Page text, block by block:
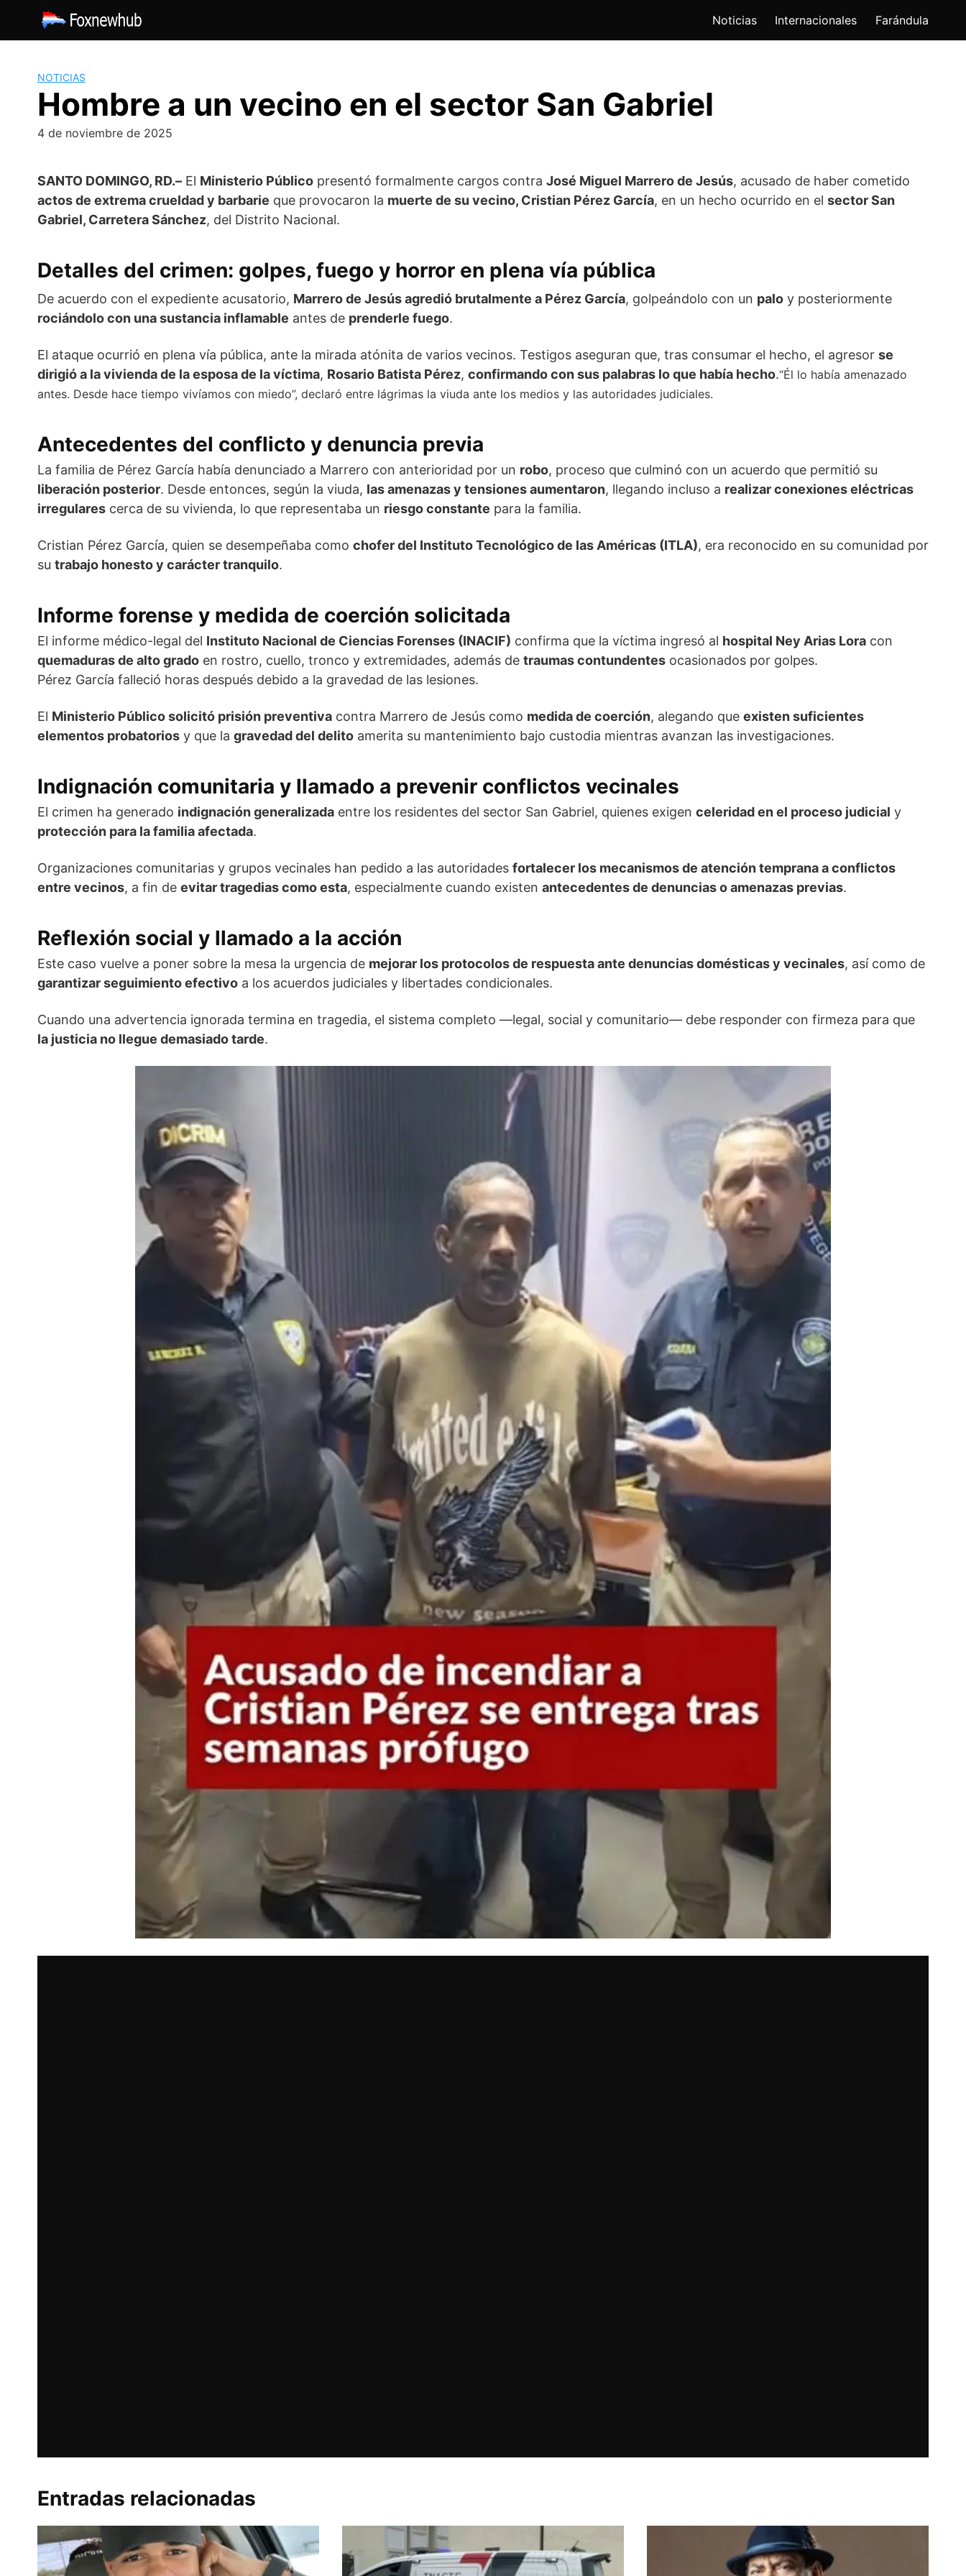
contenido
Noticias Internacionales Farándula
NOTICIAS
Hombre a un vecino en el sector San Gabriel
4 de noviembre de 2025
SANTO DOMINGO, RD.– El Ministerio Público presentó formalmente cargos contra José Miguel Marrero de Jesús, acusado de haber cometido
actos de extrema crueldad y barbarie que provocaron la muerte de su vecino, Cristian Pérez García, en un hecho ocurrido en el sector San
Gabriel, Carretera Sánchez, del Distrito Nacional.
Detalles del crimen: golpes, fuego y horror en plena vía pública
De acuerdo con el expediente acusatorio, Marrero de Jesús agredió brutalmente a Pérez García, golpeándolo con un palo y posteriormente
rociándolo con una sustancia inflamable antes de prenderle fuego.
El ataque ocurrió en plena vía pública, ante la mirada atónita de varios vecinos. Testigos aseguran que, tras consumar el hecho, el agresor se
dirigió a la vivienda de la esposa de la víctima, Rosario Batista Pérez, confirmando con sus palabras lo que había hecho.“Él lo había amenazado
antes. Desde hace tiempo vivíamos con miedo”, declaró entre lágrimas la viuda ante los medios y las autoridades judiciales.
Antecedentes del conflicto y denuncia previa
La familia de Pérez García había denunciado a Marrero con anterioridad por un robo, proceso que culminó con un acuerdo que permitió su
liberación posterior. Desde entonces, según la viuda, las amenazas y tensiones aumentaron, llegando incluso a realizar conexiones eléctricas
irregulares cerca de su vivienda, lo que representaba un riesgo constante para la familia.
Cristian Pérez García, quien se desempeñaba como chofer del Instituto Tecnológico de las Américas (ITLA), era reconocido en su comunidad por
su trabajo honesto y carácter tranquilo.
Informe forense y medida de coerción solicitada
El informe médico-legal del Instituto Nacional de Ciencias Forenses (INACIF) confirma que la víctima ingresó al hospital Ney Arias Lora con
quemaduras de alto grado en rostro, cuello, tronco y extremidades, además de traumas contundentes ocasionados por golpes.
Pérez García falleció horas después debido a la gravedad de las lesiones.
El Ministerio Público solicitó prisión preventiva contra Marrero de Jesús como medida de coerción, alegando que existen suficientes
elementos probatorios y que la gravedad del delito amerita su mantenimiento bajo custodia mientras avanzan las investigaciones.
Indignación comunitaria y llamado a prevenir conflictos vecinales
El crimen ha generado indignación generalizada entre los residentes del sector San Gabriel, quienes exigen celeridad en el proceso judicial y
protección para la familia afectada.
Organizaciones comunitarias y grupos vecinales han pedido a las autoridades fortalecer los mecanismos de atención temprana a conflictos
entre vecinos, a fin de evitar tragedias como esta, especialmente cuando existen antecedentes de denuncias o amenazas previas.
Reflexión social y llamado a la acción
Este caso vuelve a poner sobre la mesa la urgencia de mejorar los protocolos de respuesta ante denuncias domésticas y vecinales, así como de
garantizar seguimiento efectivo a los acuerdos judiciales y libertades condicionales.
Cuando una advertencia ignorada termina en tragedia, el sistema completo —legal, social y comunitario— debe responder con firmeza para que
la justicia no llegue demasiado tarde.
Entradas relacionadas